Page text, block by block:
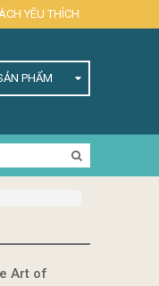
YÊU THÍCH
PHẨM
Art of